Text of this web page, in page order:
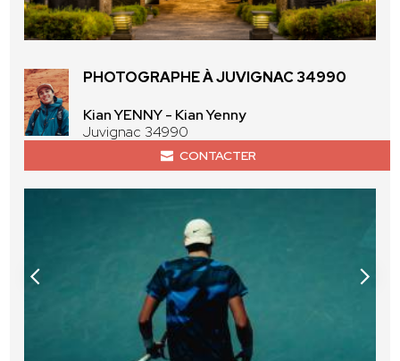
PHOTOGRAPHE À JUVIGNAC 34990
Kian YENNY - Kian Yenny
Juvignac 34990
CONTACTER